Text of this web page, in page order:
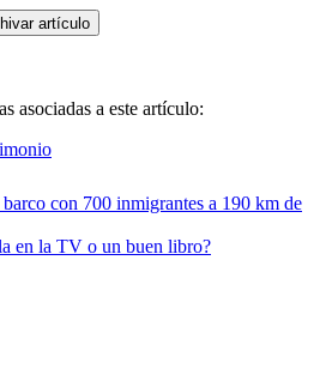
artículo
asociadas a este artículo:
con 700 inmigrantes a 190 km de
en la TV o un buen libro?